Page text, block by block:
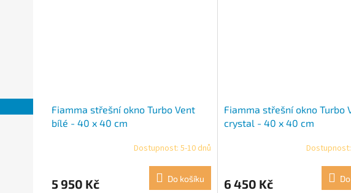
Fiamma střešní okno Turbo Vent
bílé - 40 x 40 cm
Dostupnost: 5-10 dnů
5 950 Kč Do košíku
Fiamma střešní okno Turbo
crystal - 40 x 40 cm
6 450 Kč